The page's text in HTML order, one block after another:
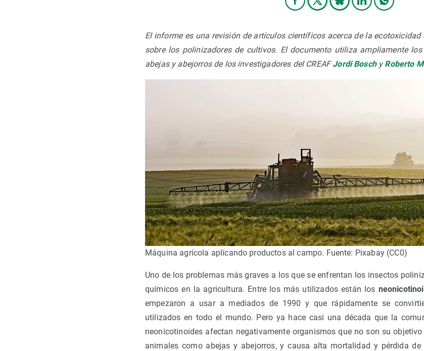
El informe es una revisión de artículos científicos acerca de la
sobre los polinizadores de cultivos. El documento utiliza ampliamente
abejas y abejorros de los investigadores del CREAF Jordi BoschyRoberto
Máquina agrícola aplicando productos al campo. Fuente: Pixabay (CC0)
Uno de los problemas más graves a los que se enfrentan los insectos
químicos en la agricultura. Entre los más utilizados están los
empezaron a usar a mediados de 1990 y que rápidamente se
utilizados en todo el mundo. Pero ya hace casi una década que la
neonicotinoides afectan negativamente organismos que no son su
animales como abejas y abejorros, y causa alta mortalidad y pérdida